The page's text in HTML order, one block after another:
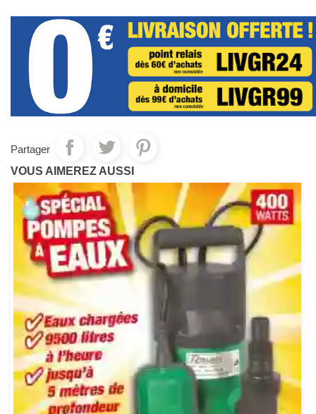
Partager
VOUS AIMEREZ AUSSI